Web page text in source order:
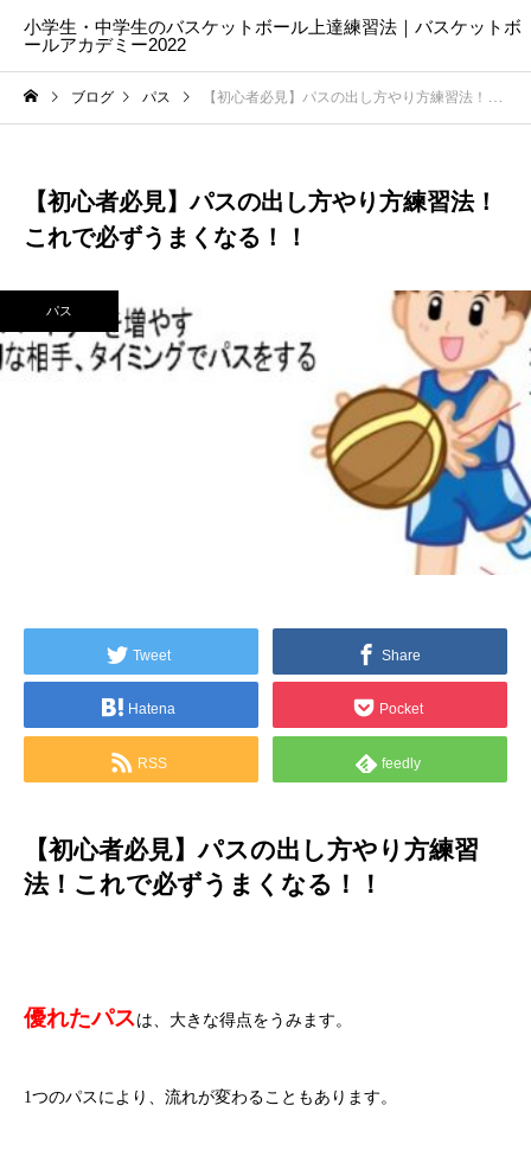
小学生・中学生のバスケットボール上達練習法｜バスケットボ
ールアカデミー2022
ブログ パス 【初心者必見】パスの出し方やり方練習法！これで必ずうまくなる！！
【初心者必見】パスの出し方やり方練習法！
これで必ずうまくなる！！
パス
Tweet Share
Hatena Pocket
RSS feedly
【初心者必見】パスの出し方やり方練習
法！これで必ずうまくなる！！
優れたパス は、大きな得点をうみます。
1つのパスにより、流れが変わることもあります。